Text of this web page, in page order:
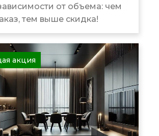
от объема: чем
тем выше скидка!
акция